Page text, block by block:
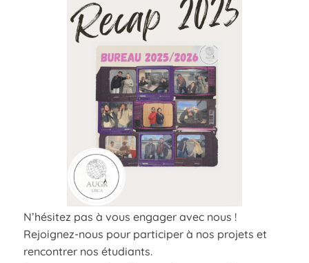
N’hésitez pas à vous engager avec nous !
Rejoignez-nous pour participer à nos projets et
rencontrer nos étudiants.